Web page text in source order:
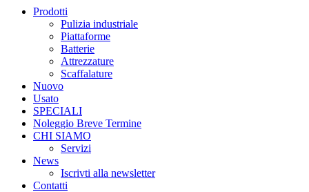
Prodotti
Pulizia industriale
Piattaforme
Batterie
Attrezzature
Scaffalature
Nuovo
Usato
SPECIALI
Noleggio Breve Termine
CHI SIAMO
Servizi
News
Iscrivti alla newsletter
Contatti